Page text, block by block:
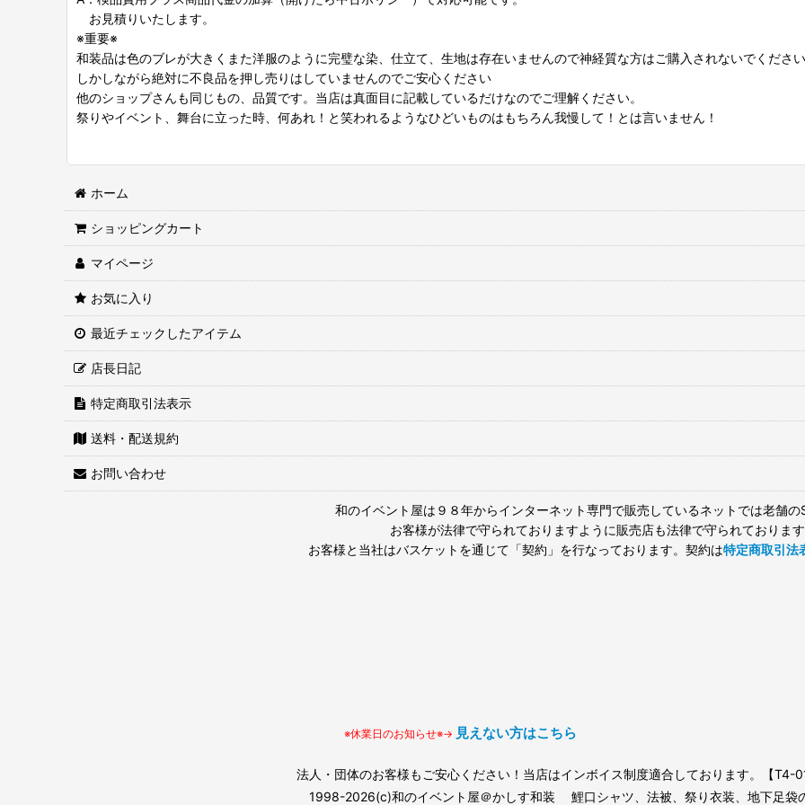
お見積りいたします。
※重要※
和装品は色のブレが大きくまた洋服のように完璧な染、仕立て、生地は存在いませんので神経質な方はご購入されないでくださ
しかしながら絶対に不良品を押し売りはしていませんのでご安心ください
他のショップさんも同じもの、品質です。当店は真面目に記載しているだけなのでご理解ください。
祭りやイベント、舞台に立った時、何あれ！と笑われるようなひどいものはもちろん我慢して！とは言いません！
ホーム
ショッピングカート
マイページ
お気に入り
最近チェックしたアイテム
店長日記
特定商取引法表示
送料・配送規約
お問い合わせ
和のイベント屋は９８年からインターネット専門で販売しているネットでは老舗の
お客様が法律で守られておりますように販売店も法律で守られておりま
お客様と当社はバスケットを通じて「契約」を行なっております。契約は特定商取引法
※休業日のお知らせ※→ 見えない方はこちら
法人・団体のお客様もご安心ください！当店はインボイス制度適合しております。【
1998-2026(c)和のイベント屋＠かしす和装 鯉口シャツ、法被、祭り衣装、地下足袋